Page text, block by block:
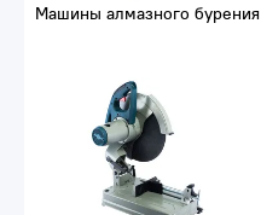
Машины алмазного бурения